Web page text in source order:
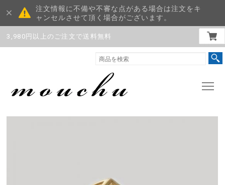
注文情報に不備や不審な点がある場合は注文をキ
ャンセルさせて頂く場合がございます。
3,980円以上のご注文で送料無料